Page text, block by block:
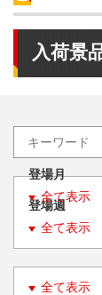
入荷景
登場月
全て表示
登場週
全て表示
全て表示